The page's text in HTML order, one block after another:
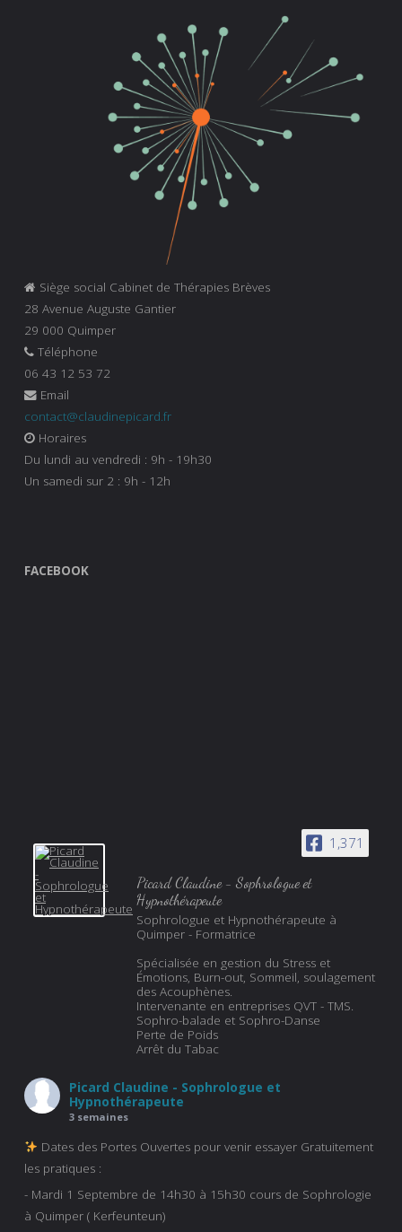
Siège social Cabinet de Thérapies Brèves
28 Avenue Auguste Gantier
29 000 Quimper
Téléphone
06 43 12 53 72
Email
contact@claudinepicard.fr
Horaires
Du lundi au vendredi : 9h - 19h30
Un samedi sur 2 : 9h - 12h
FACEBOOK
1,371
Picard Claudine - Sophrologue et
Hypnothérapeute
Sophrologue et Hypnothérapeute à
Quimper - Formatrice
Spécialisée en gestion du Stress et
Émotions, Burn-out, Sommeil, soulagement
des Acouphènes.
Intervenante en entreprises QVT - TMS.
Sophro-balade et Sophro-Danse
Perte de Poids
Arrêt du Tabac
Picard Claudine - Sophrologue et
Hypnothérapeute
3 semaines
Dates des Portes Ouvertes pour venir essayer Gratuitement
les pratiques :
- Mardi 1 Septembre de 14h30 à 15h30 cours de Sophrologie
à Quimper ( Kerfeunteun)